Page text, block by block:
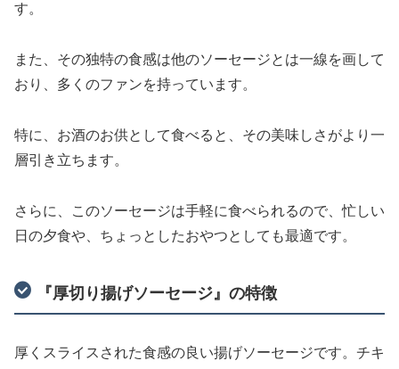
す。
また、その独特の食感は他のソーセージとは一線を画して
おり、多くのファンを持っています。
特に、お酒のお供として食べると、その美味しさがより一
層引き立ちます。
さらに、このソーセージは手軽に食べられるので、忙しい
日の夕食や、ちょっとしたおやつとしても最適です。
『厚切り揚げソーセージ』の特徴
厚くスライスされた食感の良い揚げソーセージです。チキ